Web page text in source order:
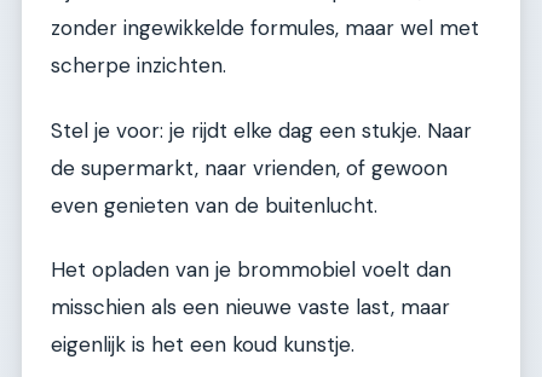
zonder ingewikkelde formules, maar wel met
scherpe inzichten.
Stel je voor: je rijdt elke dag een stukje. Naar
de supermarkt, naar vrienden, of gewoon
even genieten van de buitenlucht.
Het opladen van je brommobiel voelt dan
misschien als een nieuwe vaste last, maar
eigenlijk is het een koud kunstje.